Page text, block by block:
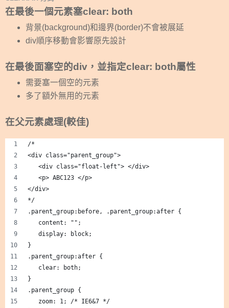
在最後一個元素塞clear: both
背景(background)和邊界(border)不會被展延
div順序移動會影響原先設計
在最後面塞空的div，並指定clear: both屬性
需要塞一個空的元素
多了額外無用的元素
在父元素處理(較佳)
/*
<div class="parent_group">
   <div class="float-left"> </div>
   <p> ABC123 </p>
</div>
*/
.parent_group:before, .parent_group:after {
   content: "";
   display: block;
}
.parent_group:after {
   clear: both;
}
.parent_group {
   zoom: 1; /* IE6&7 */